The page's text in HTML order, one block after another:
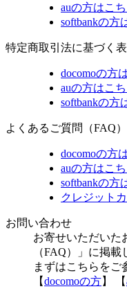
auの方はこ
softbankの方
特定商取引法に基づく
docomoの方
auの方はこ
softbankの方
よくあるご質問（FAQ）
docomoの方
auの方はこ
softbankの方
クレジット
お問い合わせ
お寄せいただいた
（FAQ）」に掲
まずはこちらをご
【docomoの方】 【